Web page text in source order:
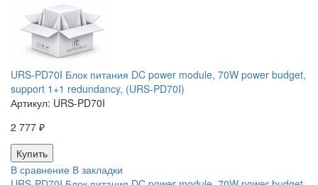
URS-PD70I Блок питания DC power module, 70W power budget,
support 1+1 redundancy, (URS-PD70I)
Артикул: URS-PD70I
2 777 ₽
В сравнение В закладки